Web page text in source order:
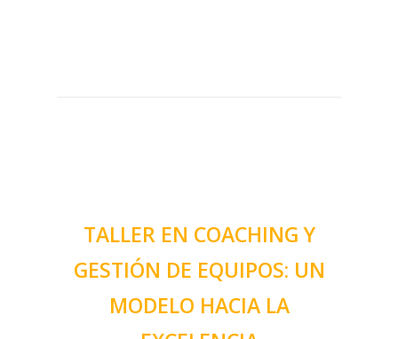
TALLER EN COACHING Y
GESTIÓN DE EQUIPOS: UN
MODELO HACIA LA